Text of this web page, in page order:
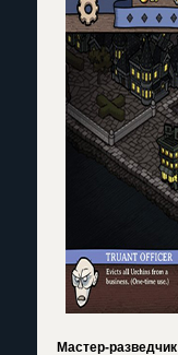
Мастер-разведчик